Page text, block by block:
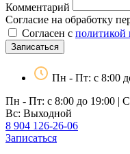
Комментарий
Согласие на обработку
Согласен с политикой
Записаться
Пн - Пт: с 8:00
Пн - Пт: с 8:00 до 19:00 |
Вс: Выходной
8 904 126-26-06
Записаться